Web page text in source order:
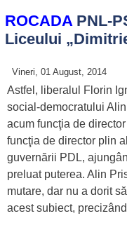
ROCADAPNL-
Liceului
Vineri, 01 August, 2014
Astfel, liberalul Florin
social-democratului
acum funcţia de
funcţia de director plin
guvernării PDL,
preluat puterea. Alin
mutare, dar nu a dorit
acest subiect,